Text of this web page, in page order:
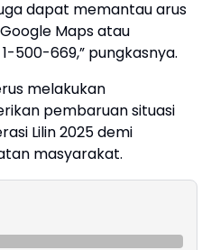
dapat memantau arus
Maps atau
500-669,” pungkasnya.
melakukan
pembaruan situasi
Lilin 2025 demi
masyarakat.